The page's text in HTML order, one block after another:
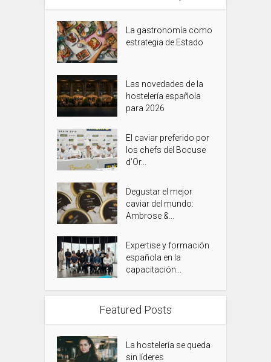
La gastronomía como
estrategia de Estado
Las novedades de la
hostelería española
para 2026
El caviar preferido por
los chefs del Bocuse
d’Or...
Degustar el mejor
caviar del mundo:
Ambrose &...
Expertise y formación
española en la
capacitación...
Featured Posts
La hostelería se queda
sin líderes